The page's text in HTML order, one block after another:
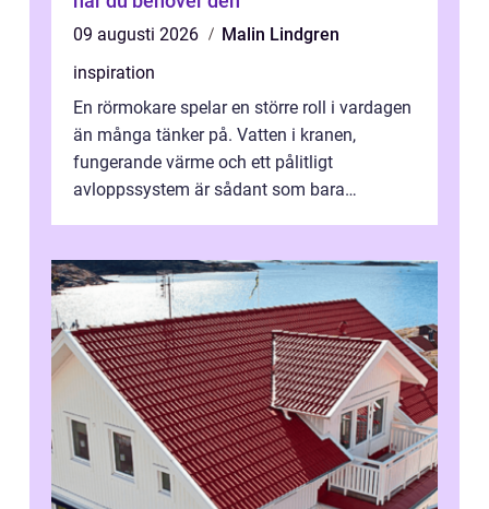
09 augusti 2026
Malin Lindgren
inspiration
En rörmokare spelar en större roll i vardagen
än många tänker på. Vatten i kranen,
fungerande värme och ett pålitligt
avloppssystem är sådant som bara